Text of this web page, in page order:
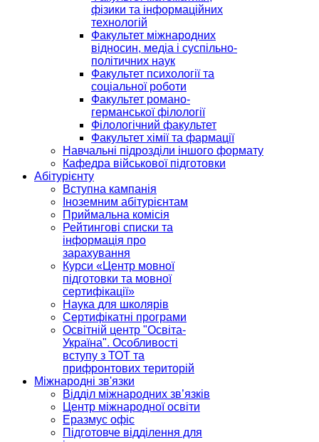
фізики та інформаційних
технологій
Факультет міжнародних
відносин, медіа і суспільно-
політичних наук
Факультет психології та
соціальної роботи
Факультет романо-
германської філології
Філологічний факультет
Факультет хімії та фармації
Навчальні підрозділи іншого формату
Кафедра військової підготовки
Абітурієнту
Вступна кампанія
Іноземним абітурієнтам
Приймальна комісія
Рейтингові списки та
інформація про
зарахування
Курси «Центр мовної
підготовки та мовної
сертифікації»
Наука для школярів
Сертифікатні програми
Освітній центр "Освіта-
Україна". Особливості
вступу з ТОТ та
прифронтових територій
Міжнародні зв'язки
Відділ міжнародних зв’язків
Центр міжнародної освіти
Еразмус офіс
Підготовче відділення для